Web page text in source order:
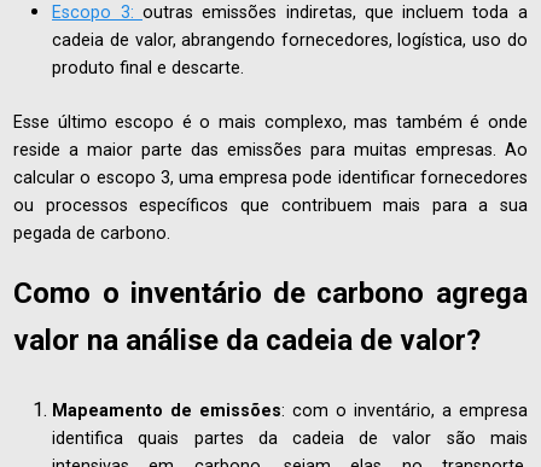
Escopo 3: outras emissões indiretas, que incluem toda a
cadeia de valor, abrangendo fornecedores, logística, uso do
produto final e descarte.
Esse último escopo é o mais complexo, mas também é onde
reside a maior parte das emissões para muitas empresas. Ao
calcular o escopo 3, uma empresa pode identificar fornecedores
ou processos específicos que contribuem mais para a sua
pegada de carbono.
Como o inventário de carbono agrega
valor na análise da cadeia de valor?
Mapeamento de emissões: com o inventário, a empresa
identifica quais partes da cadeia de valor são mais